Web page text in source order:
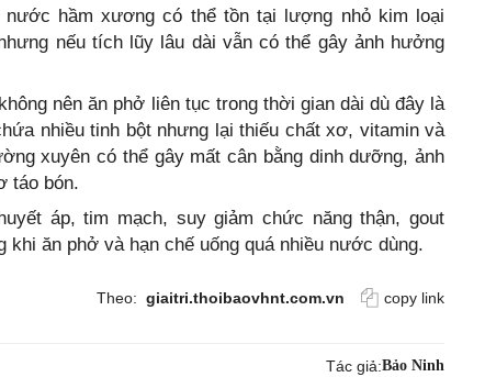
hầm xương có thể tồn tại lượng nhỏ kim loại
nếu tích lũy lâu dài vẫn có thể gây ảnh hưởng
nên ăn phở liên tục trong thời gian dài dù đây là
nhiều tinh bột nhưng lại thiếu chất xơ, vitamin và
xuyên có thể gây mất cân bằng dinh dưỡng, ảnh
táo bón.
áp, tim mạch, suy giảm chức năng thận, gout
khi ăn phở và hạn chế uống quá nhiều nước dùng.
Theo: giaitri.thoibaovhnt.com.vn copy link
Tác giả:Bảo Ninh